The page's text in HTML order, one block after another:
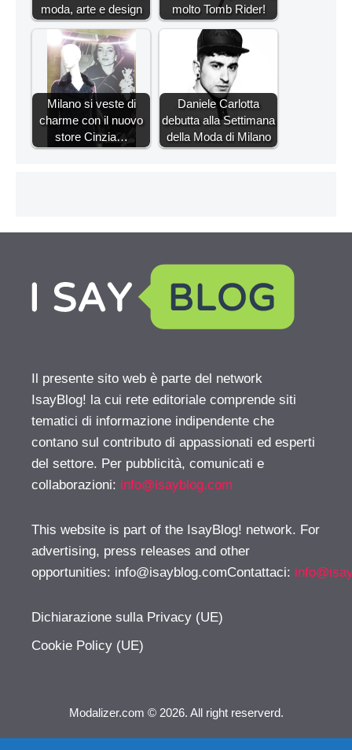
moda, arte e design
molto Tomb Rider!
Milano si veste di
charme con il nuovo
store Cinzia…
Daniele Carlotta
debutta alla Settimana
della Moda di Milano
Il presente sito web è parte del network
IsayBlog! la cui rete editoriale comprende siti
tematici di informazione indipendente che
contano sul contributo di appassionati ed esperti
del settore. Per pubblicità, comunicati e
collaborazioni: info@isayblog.com
This website is part of the IsayBlog! network. For
advertising, press releases and other
opportunities: info@isayblog.comContattaci:
Dichiarazione sulla Privacy (UE)
Cookie Policy (UE)
Modalizer.com © 2026. All right reserverd.